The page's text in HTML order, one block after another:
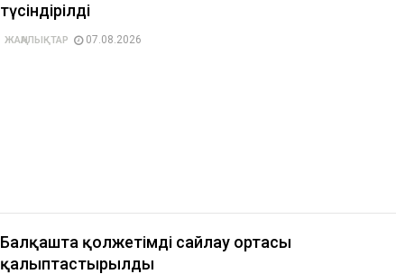
түсіндірілді
ЖАҢАЛЫҚТАР 07.08.2026
Балқашта қолжетімді сайлау ортасы
қалыптастырылды